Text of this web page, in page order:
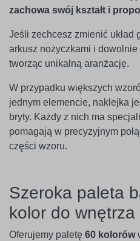
zachowa swój kształt i
Jeśli zechcesz zmienić układ
arkusz nożyczkami i
tworząc unikalną aranżację.
W przypadku większych
jednym elemencie, naklejka
bryty. Każdy z nich ma
pomagają w precyzyjnym
części wzoru.
Szeroka paleta
kolor do wnętrza
Oferujemy paletę 60 kolorów